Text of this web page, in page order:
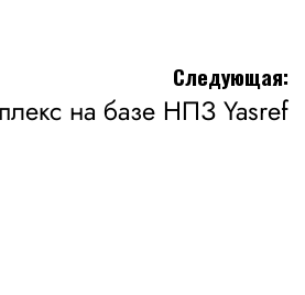
Следующая:
на базе НПЗ Yasref